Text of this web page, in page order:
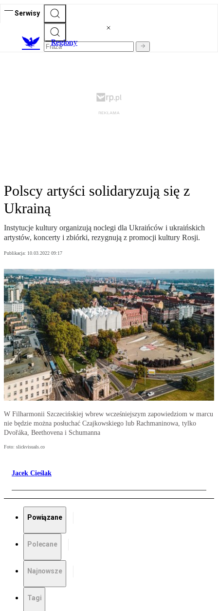
Serwisy
Regiony
Polscy artyści solidaryzują się z
Ukrainą
Instytucje kultury organizują noclegi dla Ukraińców i ukraińskich
artystów, koncerty i zbiórki, rezygnują z promocji kultury Rosji.
Publikacja: 10.03.2022 09:17
W Filharmonii Szczecińskiej wbrew wcześniejszym zapowiedziom w marcu
nie będzie można posłuchać Czajkowskiego lub Rachmaninowa, tylko
Dvořáka, Beethovena i Schumanna
Foto: slickvisuals.co
Jacek Cieślak
Powiązane
Polecane
Najnowsze
Tagi